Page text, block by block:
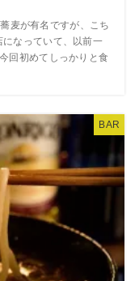
麦が有名ですが、こち
になっていて、以前一
回初めてしっかりと食
BAR